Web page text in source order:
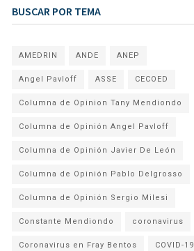
BUSCAR POR TEMA
AMEDRIN ANDE ANEP
Angel Pavloff ASSE CECOED
Columna de Opinion Tany Mendiondo
Columna de Opinión Angel Pavloff
Columna de Opinión Javier De León
Columna de Opinión Pablo Delgrosso
Columna de Opinión Sergio Milesi
Constante Mendiondo coronavirus
Coronavirus en Fray Bentos COVID-19